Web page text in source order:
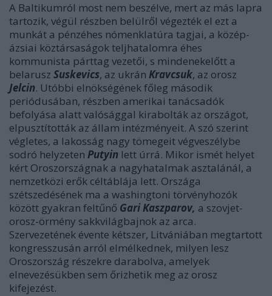
A Baltikumról most nem beszélve, mert az más lapra
tartozik, végül részben belülről végezték el ezt a
munkát a pénzéhes nómenklatúra tagjai, a közép-
ázsiai köztársaságok teljhatalomra éhes
kommunista párttag vezetői, s mindenekelőtt a
belarusz Suskevics, az ukrán Kravcsuk, az orosz
Jelcin. Utóbbi elnökségének főleg második
periódusában, részben amerikai tanácsadók
befolyása alatt valósággal kirabolták az országot,
elpusztították az állam intézményeit. A szó szerint
végletes, a lakosság nagy tömegeit végveszélybe
sodró helyzeten Putyin lett úrrá. Mikor ismét helyet
kért Oroszországnak a nagyhatalmak asztalánál, a
nemzetközi erők céltáblája lett. Országa
szétszedésének ma a washingtoni törvényhozók
között gyakran feltűnő Gari Kaszparov, a szovjet-
orosz-örmény sakkvilágbajnok az arca.
Szervezetének évente kétszer, Litvániában megtartott
kongresszusán arról elmélkednek, milyen lesz
Oroszország részekre darabolva, amelyek
elnevezésükben sem őrizhetik meg az orosz
kifejezést.